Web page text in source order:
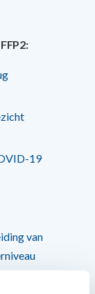
19
van
dat